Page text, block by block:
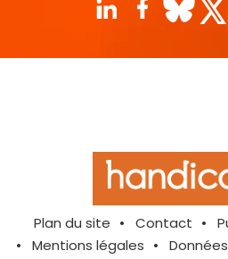
Plan du site Contact
Mentions légales
Données